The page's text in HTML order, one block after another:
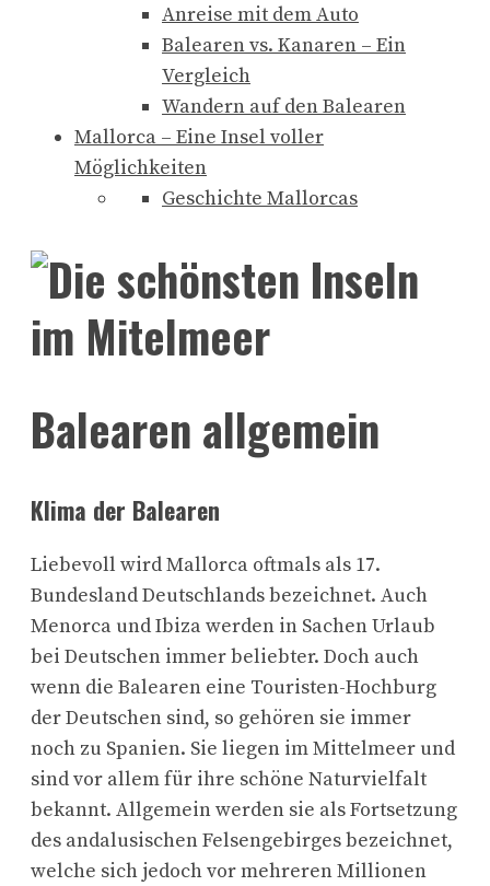
Anreise mit dem Auto
Balearen vs. Kanaren – Ein
Vergleich
Wandern auf den Balearen
Mallorca – Eine Insel voller
Möglichkeiten
Geschichte Mallorcas
Balearen allgemein
Klima der Balearen
Liebevoll wird Mallorca oftmals als 17.
Bundesland Deutschlands bezeichnet. Auch
Menorca und Ibiza werden in Sachen Urlaub
bei Deutschen immer beliebter. Doch auch
wenn die Balearen eine Touristen-Hochburg
der Deutschen sind, so gehören sie immer
noch zu Spanien. Sie liegen im Mittelmeer und
sind vor allem für ihre schöne Naturvielfalt
bekannt. Allgemein werden sie als Fortsetzung
des andalusischen Felsengebirges bezeichnet,
welche sich jedoch vor mehreren Millionen